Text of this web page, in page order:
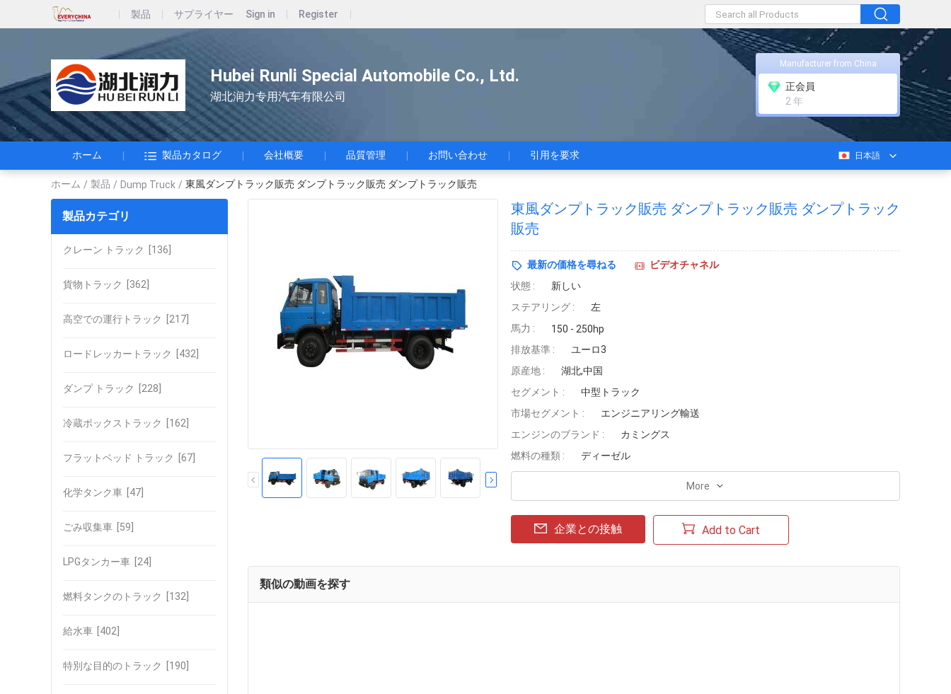
製品 サプライヤー Sign in Register
Hubei Runli Special Automobile Co., Ltd.
湖北润力专用汽车有限公司
Manufacturer from China
正会員
2 年
ホーム 製品カタログ 会社概要 品質管理 お問い合わせ 引用を要求 日本語
ホーム / 製品 / Dump Truck / 東風ダンプトラック販売 ダンプトラック販売 ダンプトラック販売
製品カテゴリ
クレーン トラック [136]
貨物トラック [362]
高空での運行トラック [217]
ロードレッカートラック [432]
ダンプ トラック [228]
冷蔵ボックストラック [162]
フラットベッド トラック [67]
化学タンク車 [47]
ごみ収集車 [59]
LPGタンカー車 [24]
燃料タンクのトラック [132]
給水車 [402]
特別な目的のトラック [190]
東風ダンプトラック販売 ダンプトラック販売 ダンプトラック
販売
最新の価格を尋ねる
ビデオチャネル
状態 :
新しい
ステアリング :
左
馬力 :
150 - 250hp
排放基準 :
ユーロ3
原産地 :
湖北,中国
セグメント :
中型トラック
市場セグメント :
エンジニアリング輸送
エンジンのブランド :
カミングス
燃料の種類 :
ディーゼル
More
企業との接触 Add to Cart
類似の動画を探す